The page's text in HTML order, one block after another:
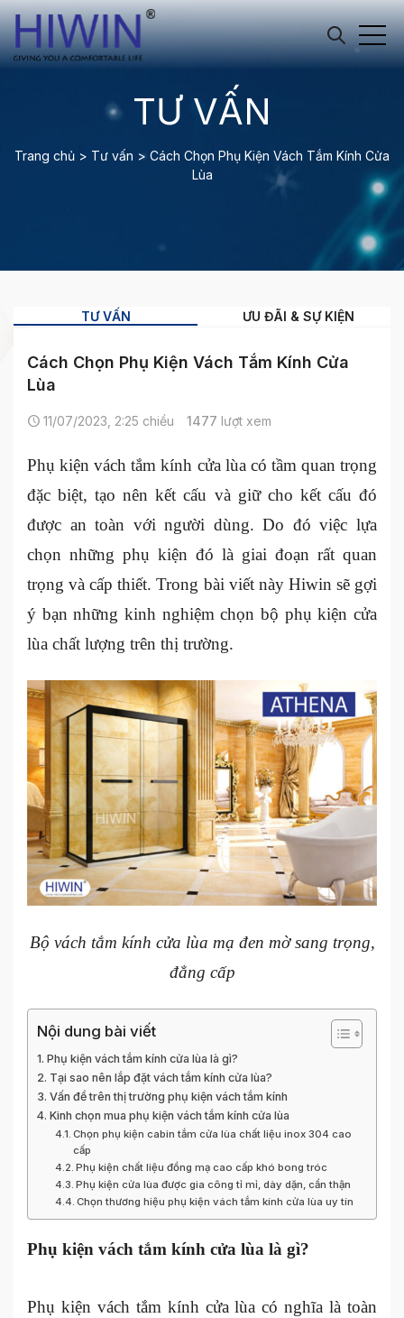
TƯ VẤN
Trang chủ > Tư vấn > Cách Chọn Phụ Kiện Vách Tắm Kính Cửa
Lùa
TƯ VẤN ƯU ĐÃI & SỰ KIỆN
Cách Chọn Phụ Kiện Vách Tắm Kính Cửa
Lùa
11/07/2023, 2:25 chiều 1477 lượt xem
Phụ kiện vách tắm kính cửa lùa có tầm quan trọng
đặc biệt, tạo nên kết cấu và giữ cho kết cấu đó
được an toàn với người dùng. Do đó việc lựa
chọn những phụ kiện đó là giai đoạn rất quan
trọng và cấp thiết. Trong bài viết này Hiwin sẽ gợi
ý bạn những kinh nghiệm chọn bộ phụ kiện cửa
lùa chất lượng trên thị trường.
Bộ vách tắm kính cửa lùa mạ đen mờ sang trọng,
đẳng cấp
Nội dung bài viết
Phụ kiện vách tắm kính cửa lùa là gì?
Tại sao nên lắp đặt vách tắm kính cửa lùa?
Vấn đề trên thị trường phụ kiện vách tắm kính
Kinh chọn mua phụ kiện vách tắm kính cửa lùa
Chọn phụ kiện cabin tắm cửa lùa chất liệu inox 304 cao
cấp
Phụ kiện chất liệu đồng mạ cao cấp khó bong tróc
Phụ kiện cửa lùa được gia công tỉ mỉ, dày dặn, cẩn thận
Chọn thương hiệu phụ kiện vách tắm kính cửa lùa uy tín
Phụ kiện vách tắm kính cửa lùa là gì?
Phụ kiện vách tắm kính cửa lùa có nghĩa là toàn